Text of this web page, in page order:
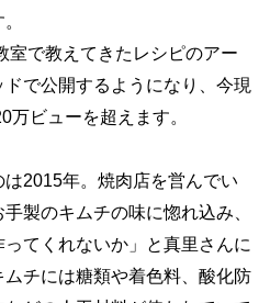
室で教えてきたレシピのアー
で公開するようになり、今現
ビューを超えます。
2015年。焼肉店を営んでい
製のキムチの味に惚れ込み、
ってくれないか」と真里さんに
チには糖類や着色料、酸化防